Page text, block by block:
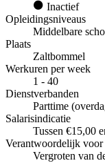
Inactief
Opleidingsniveaus
Middelbare
Plaats
Zaltbommel
Werkuren per week
1 - 40
Dienstverbanden
Parttime
Salarisindicatie
Tussen €15,00
Verantwoordelijk voor
Vergroten van